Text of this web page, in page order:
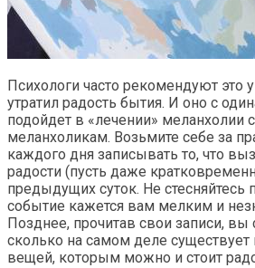
Психологи часто рекомендуют это
утратил радость бытия. И оно с
подойдет в «лечении» меланхолии
меланхоликам. Возьмите себе за
каждого дня записывать то, что
радости (пусть даже
предыдущих суток. Не стесняйтесь
событие кажется вам мелким и
Позднее, прочитав свои записи,
сколько на самом деле
вещей, которым можно и стоит